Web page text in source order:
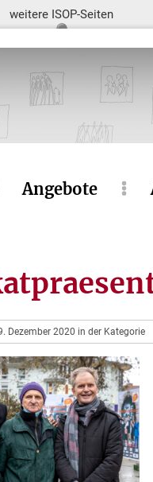
weitere ISOP-Seiten
Angebote
Dezember 2020 in der Kategorie